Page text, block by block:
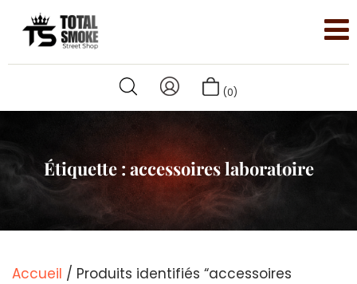
(0)
Étiquette :accessoires laboratoire
Accueil / Produits identifiés “accessoires